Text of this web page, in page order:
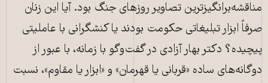
مناقشه‌برانگیزترین تصاویر روزهای جنگ بود. آیا این زنان
صرفاً ابزار تبلیغاتی حکومت بودند یا کنشگرانی با عاملیتی
پیچیده؟ دکتر بهار آزادی در گفت‌وگو با زمانه، با عبور از
دوگانه‌های ساده «قربانی یا قهرمان» و «ابزار یا مقاوم»، نسبت